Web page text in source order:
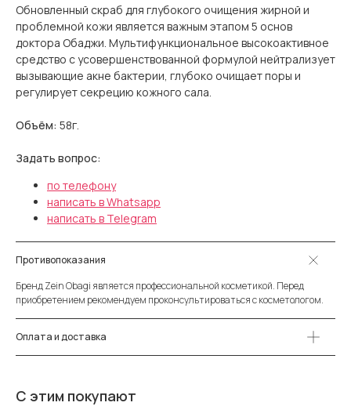
Обновленный скраб для глубокого очищения жирной и
проблемной кожи является важным этапом 5 основ
доктора Обаджи. Мультифункциональное высокоактивное
средство с усовершенствованной формулой нейтрализует
вызывающие акне бактерии, глубоко очищает поры и
регулирует секрецию кожного сала.
Объём: 58г.
Задать вопрос:
по телефону
написать в Whatsapp
написать в Telegram
Противопоказания
Бренд Zein Obagi является профессиональной косметикой. Перед
приобретением рекомендуем проконсультироваться с косметологом.
Оплата и доставка
С этим покупают